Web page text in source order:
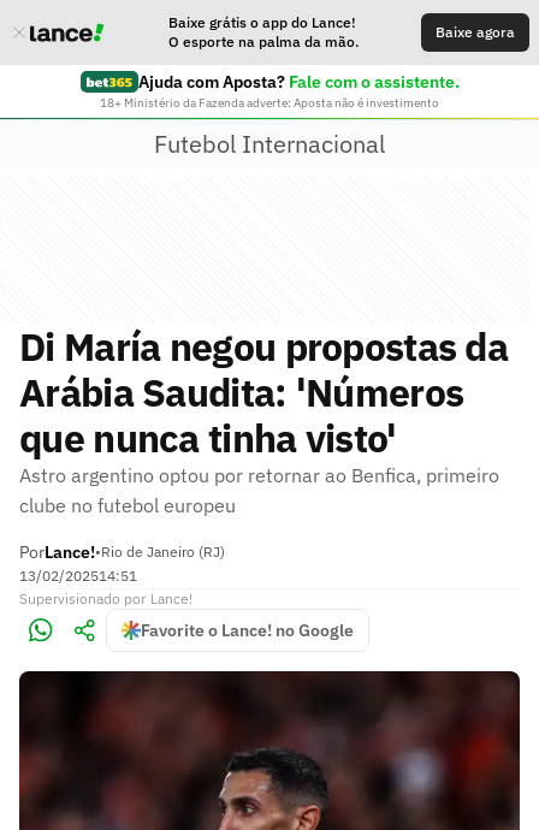
Baixe grátis o app do Lance!
O esporte na palma da mão.
Baixe agora
Ajuda com Aposta? Fale com o assistente.
18+ Ministério da Fazenda adverte: Aposta não é investimento
Futebol Internacional
Di María negou propostas da
Arábia Saudita: 'Números
que nunca tinha visto'
Astro argentino optou por retornar ao Benfica, primeiro
clube no futebol europeu
PorLance!•Rio de Janeiro (RJ)
13/02/202514:51
Supervisionado por Lance!
Favorite o Lance! no Google